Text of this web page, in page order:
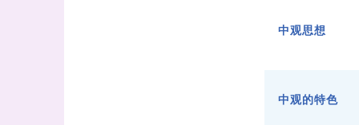
中观思想
中观的特色